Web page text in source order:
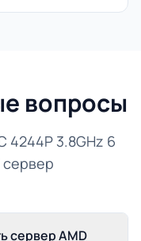
вопросы
4244P 3.8GHz 6
сервер AMD